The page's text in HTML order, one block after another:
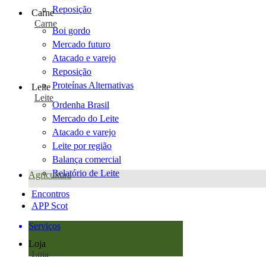
Reposição
Carne
Carne
Boi gordo
Mercado futuro
Atacado e varejo
Reposição
Proteínas Alternativas
Leite
Leite
Ordenha Brasil
Mercado do Leite
Atacado e varejo
Leite por região
Balança comercial
Relatório de Leite
Agricultura
Encontros
APP Scot
Serviços
Loja
Loja